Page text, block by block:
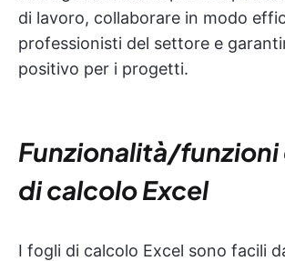
di lavoro, collaborare in modo
professionisti del settore e
positivo per i progetti.
Funzionalità/
di calcolo Excel
I fogli di calcolo Excel sono facili